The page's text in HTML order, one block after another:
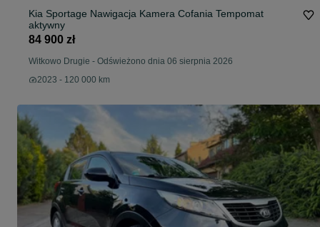
Kia Sportage Nawigacja Kamera Cofania Tempomat
aktywny
84 900 zł
Witkowo Drugie - Odświeżono dnia 06 sierpnia 2026
2023 - 120 000 km